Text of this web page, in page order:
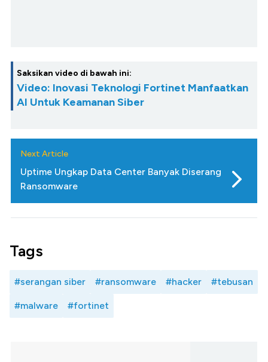
Saksikan video di bawah ini:
Video: Inovasi Teknologi Fortinet Manfaatkan
AI Untuk Keamanan Siber
Next Article
Uptime Ungkap Data Center Banyak Diserang
Ransomware
Tags
#serangan siber #ransomware #hacker #tebusan
#malware #fortinet